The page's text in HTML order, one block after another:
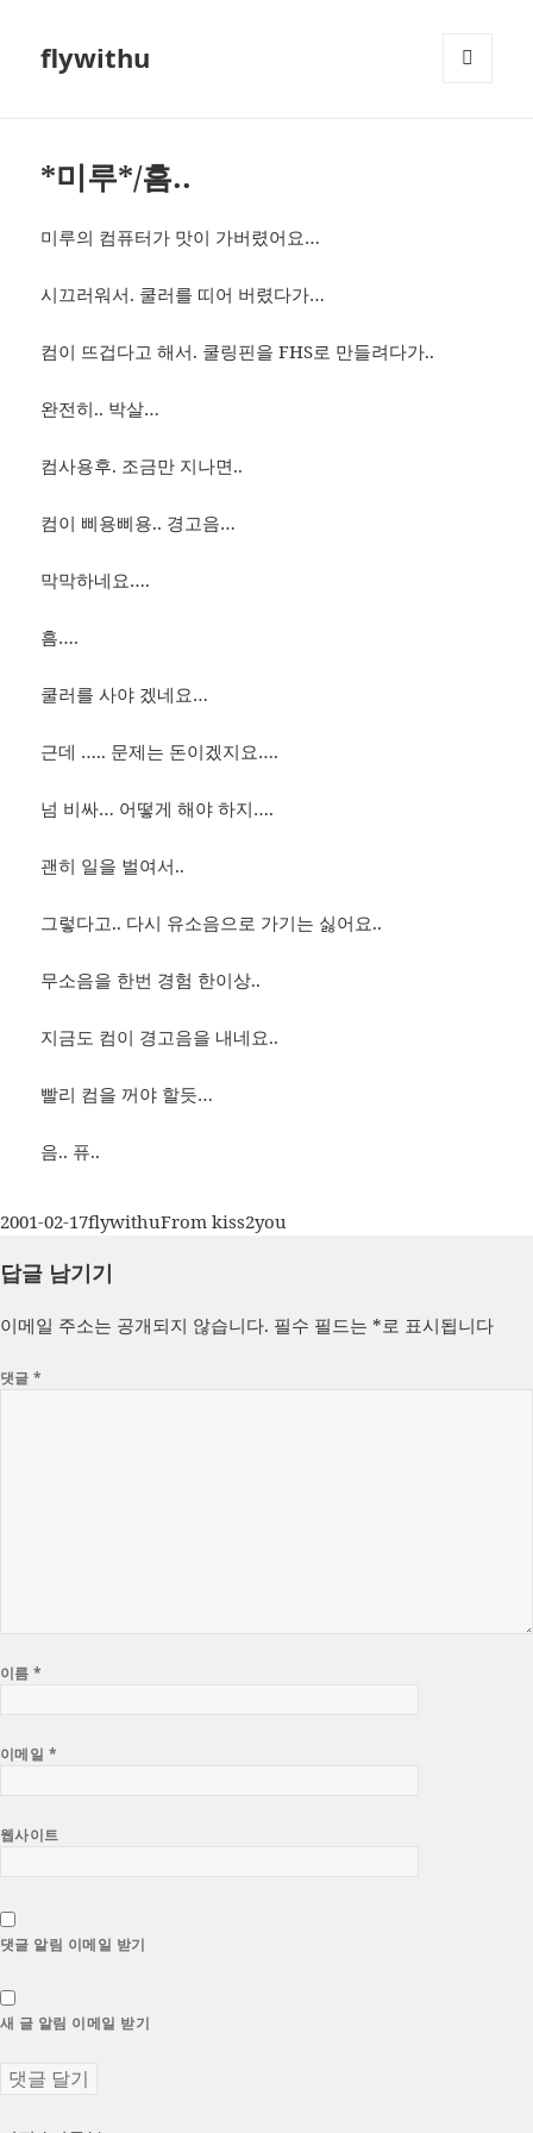
flywithu
*미루*/흠..
미루의 컴퓨터가 맛이 가버렸어요…
시끄러워서. 쿨러를 띠어 버렸다가…
컴이 뜨겁다고 해서. 쿨링핀을 FHS로 만들려다가..
완전히.. 박살…
컴사용후. 조금만 지나면..
컴이 삐용삐용.. 경고음…
막막하네요….
흠….
쿨러를 사야 겠네요…
근데 ….. 문제는 돈이겠지요….
넘 비싸… 어떻게 해야 하지….
괜히 일을 벌여서..
그렇다고.. 다시 유소음으로 가기는 싫어요..
무소음을 한번 경험 한이상..
지금도 컴이 경고음을 내네요..
빨리 컴을 꺼야 할듯…
음.. 퓨..
작
일
2001-02-17글
이
flywithu카
From kiss2you
답글 남기기
이메일 주소는 공개되지 않습니다. 필수 필드는 *로 표시됩니다
댓글*
이름*
이메일 *
웹사이트
댓글 알림 이메일 받기
새 글 알림 이메일 받기